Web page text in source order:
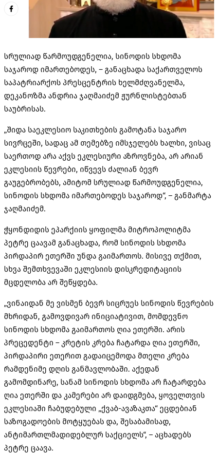
სრულიად წარმოუდგენელია, სინოდის სხდომა
საჯაროდ იმართებოდეს, – განაცხადა საქართველოს
საპატრიარქოს პრესცენტრის ხელმძღვანელმა,
დეკანოზმა ანდრია ჯაღმაიძემ ჟურნლისტებთან
საუბრისას.
„შიდა საეკლესიო საკითხების გამოტანა საჯარო
სივრცეში, სადაც ამ თემებზე იმსჯელებს ხალხი, ვისაც
საერთოდ არა აქვს ეკლესიური აზროვნება, არ არიან
ეკლესიის წევრები, იწვევს ძალიან ბევრ
გაუგებრობებს, ამიტომ სრულიად წარმოუდგენელია,
სინოდის სხდომა იმართებოდეს საჯაროდ“, – განმარტა
ჯაღმაიძემ.
ჭყონდიდის ეპარქიის ყოფილმა მიტროპოლიტმა
პეტრე ცაავამ განაცხადა, რომ სინოდის სხდომა
პირდაპირ ეთერში უნდა გაიმართოს. მისივე თქმით,
სხვა შემთხვევაში ეკლესიის დისკრედიტაციის
მცდელობა არ შეწყდება.
„ვინაიდან მე ვისმენ ბევრ სიცრუეს სინოდის წევრების
მხრიდან, გამოვდივარ ინიციატივით, მომდევნო
სინოდის სხდომა გაიმართოს ღია ეთერში. არის
პრეცედენტი – კრეტის კრება ჩატარდა ღია ეთერში,
პირდაპირი ეთერით გადაიცემოდა მთელი კრება
რამდენიმე დღის განმავლობაში. აქედან
გამომდინარე, სანამ სინოდის სხდომა არ ჩატარდება
ღია ეთერში და კამერები არ დაიდგმება, ყოველთვის
ეკლესიაში ჩაბუდებული „ქვაბ-ავაზაკთა“ ეცდებიან
საზოგადოების მოტყუებას და, შესაბამისად,
ანტიმართლმადიდებლურ საქციელს“, – აცხადებს
პეტრე ცაავა.